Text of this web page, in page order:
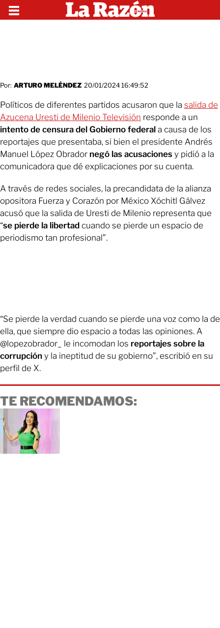
Por: ARTURO MELÉNDEZ 20/01/2024 16:49:52
Políticos de diferentes partidos acusaron que la salida de
Azucena Uresti de Milenio Televisión responde a un
intento de censura del Gobierno federal a causa de los
reportajes que presentaba, si bien el presidente Andrés
Manuel López Obrador negó las acusaciones y pidió a la
comunicadora que dé explicaciones por su cuenta.
A través de redes sociales, la precandidata de la alianza
opositora Fuerza y Corazón por México Xóchitl Gálvez
acusó que la salida de Uresti de Milenio representa que
“se pierde la libertad cuando se pierde un espacio de
periodismo tan profesional”.
“Se pierde la verdad cuando se pierde una voz como la de
ella, que siempre dio espacio a todas las opiniones. A
@lopezobrador_ le incomodan los reportajes sobre la
corrupción y la ineptitud de su gobierno”, escribió en su
perfil de X.
TE RECOMENDAMOS: